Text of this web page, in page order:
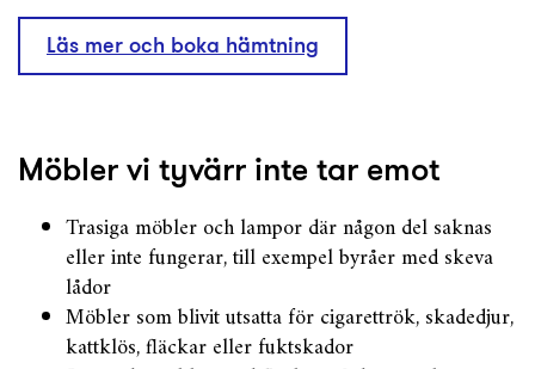
Läs mer och boka hämtning
Möbler vi tyvärr inte tar emot
Trasiga möbler och lampor där någon del saknas
eller inte fungerar, till exempel byråer med skeva
lådor
Möbler som blivit utsatta för cigarettrök, skadedjur,
kattklös, fläckar eller fuktskador